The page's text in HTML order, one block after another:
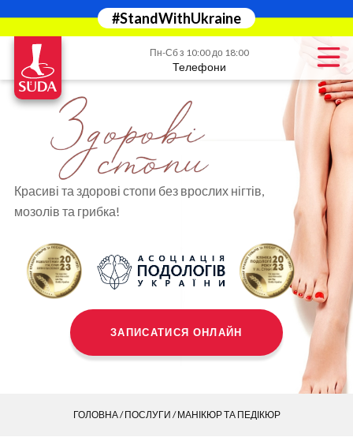
#StandWithUkraine
Пн-Сб з 10:00 до 18:00
Телефони
Красиві та здорові стопи без врослих нігтів,
мозолів та грибка!
ЗАПИСАТИСЯ ОНЛАЙН
ГОЛОВНА/ПОСЛУГИ / МАНІКЮР ТА ПЕДІКЮР